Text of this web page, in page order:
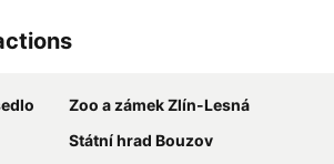
Zoo a zámek Zlín-Lesná
Státní hrad Bouzov